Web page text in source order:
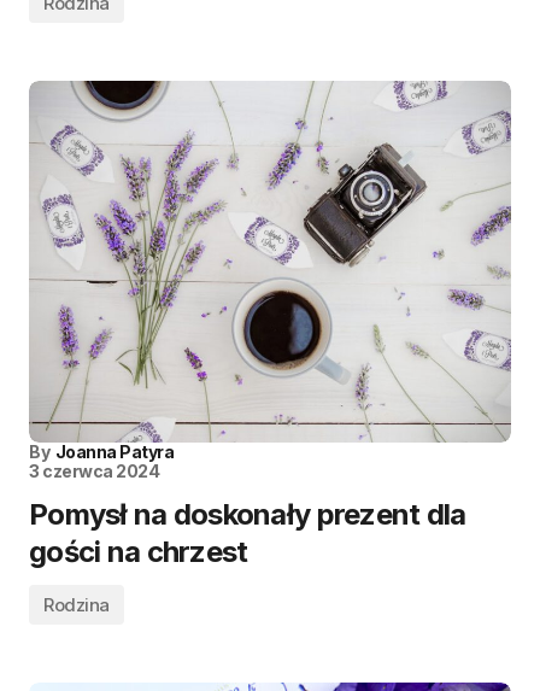
By Joanna Patyra
3 czerwca 2024
Pomysł na doskonały prezent dla
gości na chrzest
Rodzina